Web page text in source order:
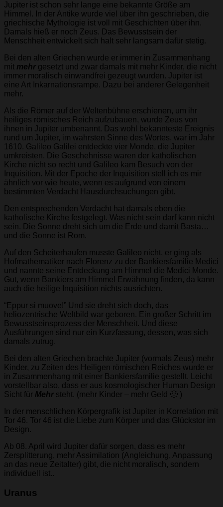
Jupiter ist schon sehr lange eine bekannte Größe am
Himmel. In der Antike wurde viel über ihn geschrieben, die
griechische Mythologie ist voll mit Geschichten über ihn.
Damals hieß er noch Zeus. Das Bewusstsein der
Menschheit entwickelt sich halt sehr langsam dafür stetig.
Bei den alten Griechen wurde er immer in Zusammenhang
mit mehrgesetzt und zwar damals mit mehr Kinder, die nicht
immer moralisch einwandfrei gezeugt wurden. Jupiter ist
eine Art Inkarnationsrampe. Dazu bei anderer Gelegenheit
mehr.
Als die Römer auf der Weltenbühne erschienen, um ihr
heiliges römisches Reich aufzubauen, wurde Zeus von
ihnen in Jupiter umbenannt. Das wohl bekannteste Ereignis
rund um Jupiter, im wahrsten Sinne des Wortes, war im Jahr
1610. Galileo Galilei entdeckte vier Monde, die Jupiter
umkreisten. Die Geschehnisse waren der katholischen
Kirche nicht so recht und Galileo kam Besuch von der
Inquisition. Mit der Epoche der Inquisition stell ich es mir
ähnlich vor wie heute, wenn es aufgrund von einem
bestimmten Verdacht Hausdurchsuchungen gibt.
Den entsprechenden Verdacht hat damals eben die
katholische Kirche festgelegt. Was nicht sein darf kann nicht
sein. Die Sonne dreht sich um die Erde und damit Basta…
und die Sonne ist Rom.
Auf den Scheiterhaufen musste Galileo nicht, er ging als
Hofmathematiker nach Florenz zu der Bankiersfamilie Medici
und nannte seine Entdeckung am Himmel die Medici Monde.
Gut, wenn Bankiers am Himmel Erwähnung finden, da kann
auch die heilige Inquisition nichts ausrichten.
“Eppur si muove!” Und sie dreht sich doch, das
heliozentrische Weltbild war geboren. Ein großer Schritt im
Bewusstseinsprozess der Menschheit. Und diese
Ausführungen sind nur ein Kurzfassung, dessen, was sich
damals zutrug.
Bei den alten Griechen brachte Jupiter (vormals Zeus) mehr
Kinder, zu Zeiten des Heiligen römischen Reiches wurde er
in Zusammenhang mit einer Bankiersfamilie gestellt. Leicht
vorstellbar also, dass er aus kosmologischer Human Design
Sicht für Mehrsteht. (mehr Kinder – mehr Geld 🙂 )
In der menschlichen Körpergrafik ist Jupiter in Korrelation mit
Tor 46. Tor 46 ist die Liebe zum Körper und das Glückstor im
Design.
Ab 08. April wird Jupiter dafür sorgen, dass es mehr
Zersplitterung, mehr Assimilation (Angleichung, Anpassung
an das neue Zeitalter) gibt, die nicht moralisch, sondern
individuell ist..
Uranus